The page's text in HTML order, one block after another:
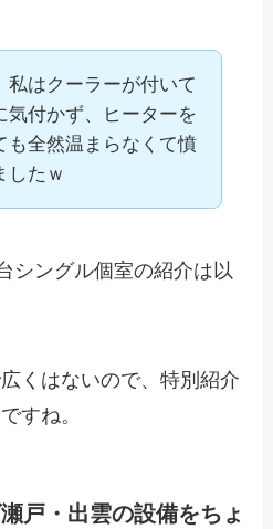
私はクーラーが付いて
気付かず、ヒーターを
も全然温まらなくて憤
したｗ
シングル個室の紹介は以
くはないので、特別紹介
すね。
戸・出雲の設備をちょ